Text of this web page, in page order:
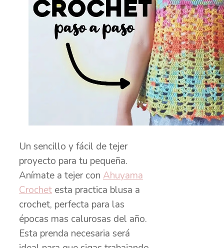
Un sencillo y fácil de tejer
proyecto para tu pequeña.
Anímate a tejer con Ahuyama
Crochet esta practica blusa a
crochet, perfecta para las
épocas mas calurosas del año.
Esta prenda necesaria será